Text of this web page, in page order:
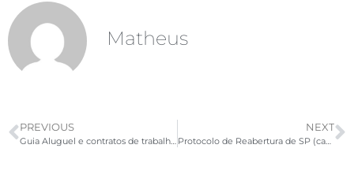
Matheus
PREVIOUS NEXT
Protocolo de Reabertura de SP (capital) com comentários, explicações e recomendações